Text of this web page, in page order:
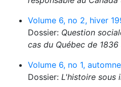
Volume 6, no 2, hiver
Dossier: Question
cas du Québec de 1836
Volume 6, no 1,
Dossier: L'histoire sous